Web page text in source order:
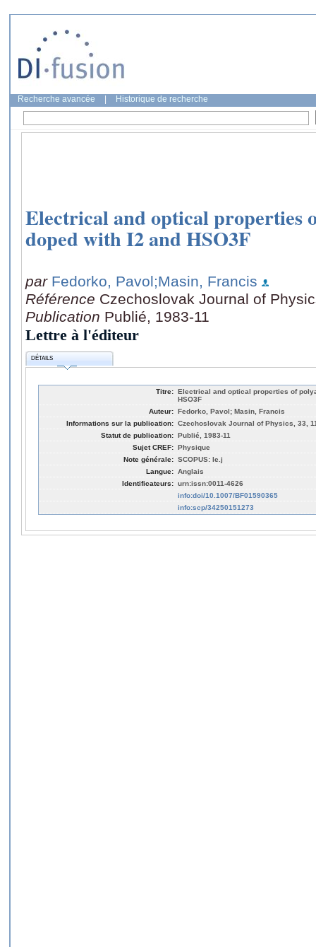
Recherche avancée Historique de recherche
Electrical and optical properties
doped with I2 and HSO3F
par Fedorko, Pavol;Masin, Francis
Référence Czechoslovak Journal of
Publication Publié, 1983-11
Lettre à l'éditeur
DÉTAILS
Titre: Electrical and optical properties of
HSO3F
Auteur: Fedorko, Pavol; Masin, Francis
Informations sur la publication: Czechoslovak Journal of Physics, 33,
Statut de publication: Publié, 1983-11
Sujet CREF: Physique
Note générale: SCOPUS: le.j
Langue: Anglais
Identificateurs: urn:issn:0011-4626
info:doi/10.1007/BF01590365
info:scp/34250151273